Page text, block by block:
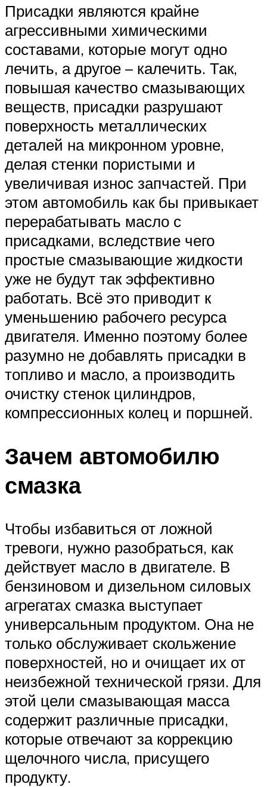
Присадки являются крайне
агрессивными химическими
составами, которые могут одно
лечить, а другое – калечить. Так,
повышая качество смазывающих
веществ, присадки разрушают
поверхность металлических
деталей на микронном уровне,
делая стенки пористыми и
увеличивая износ запчастей. При
этом автомобиль как бы привыкает
перерабатывать масло с
присадками, вследствие чего
простые смазывающие жидкости
уже не будут так эффективно
работать. Всё это приводит к
уменьшению рабочего ресурса
двигателя. Именно поэтому более
разумно не добавлять присадки в
топливо и масло, а производить
очистку стенок цилиндров,
компрессионных колец и поршней.
Зачем автомобилю
смазка
Чтобы избавиться от ложной
тревоги, нужно разобраться, как
действует масло в двигателе. В
бензиновом и дизельном силовых
агрегатах смазка выступает
универсальным продуктом. Она не
только обслуживает скольжение
поверхностей, но и очищает их от
неизбежной технической грязи. Для
этой цели смазывающая масса
содержит различные присадки,
которые отвечают за коррекцию
щелочного числа, присущего
продукту.